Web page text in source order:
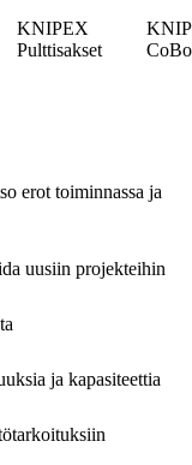
KNIPEX
Pulttisakset
erot toiminnassa ja
uusiin projekteihin
ja kapasiteettia